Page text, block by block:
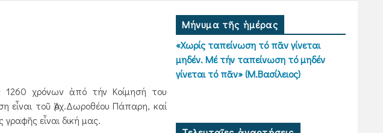
1260 χρόνων ἀπό τήν Κοίμησή του
εἶναι τοῦ Ἀρχ.Δωροθέου Πάπαρη, καί
εἶναι δική μας.
Μήνυμα τῆς ἡμέρας
«Χωρίς ταπείνωση τό πᾶν γίνεται
μηδέν. Μέ τήν ταπείνωση τό μηδέν
γίνεται τό πᾶν» (Μ.Βασίλειος)